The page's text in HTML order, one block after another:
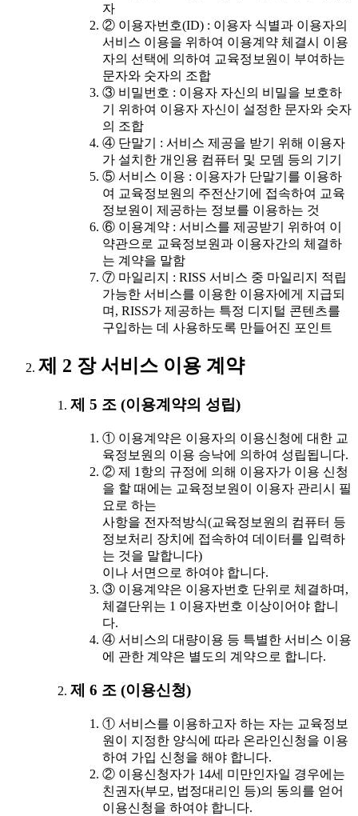
자
② 이용자번호(ID) : 이용자 식별과 이용자의
서비스 이용을 위하여 이용계약 체결시 이용
자의 선택에 의하여 교육정보원이 부여하는
문자와 숫자의 조합
③ 비밀번호 : 이용자 자신의 비밀을 보호하
기 위하여 이용자 자신이 설정한 문자와 숫자
의 조합
④ 단말기 : 서비스 제공을 받기 위해 이용자
가 설치한 개인용 컴퓨터 및 모뎀 등의 기기
⑤ 서비스 이용 : 이용자가 단말기를 이용하
여 교육정보원의 주전산기에 접속하여 교육
정보원이 제공하는 정보를 이용하는 것
⑥ 이용계약 : 서비스를 제공받기 위하여 이
약관으로 교육정보원과 이용자간의 체결하
는 계약을 말함
⑦ 마일리지 : RISS 서비스 중 마일리지 적립
가능한 서비스를 이용한 이용자에게 지급되
며, RISS가 제공하는 특정 디지털 콘텐츠를
구입하는 데 사용하도록 만들어진 포인트
제 2 장 서비스 이용 계약
제 5 조 (이용계약의 성립)
① 이용계약은 이용자의 이용신청에 대한 교
육정보원의 이용 승낙에 의하여 성립됩니다.
② 제 1항의 규정에 의해 이용자가 이용 신청
을 할 때에는 교육정보원이 이용자 관리시 필
요로 하는
사항을 전자적방식(교육정보원의 컴퓨터 등
정보처리 장치에 접속하여 데이터를 입력하
는 것을 말합니다)
이나 서면으로 하여야 합니다.
③ 이용계약은 이용자번호 단위로 체결하며,
체결단위는 1 이용자번호 이상이어야 합니
다.
④ 서비스의 대량이용 등 특별한 서비스 이용
에 관한 계약은 별도의 계약으로 합니다.
제 6 조 (이용신청)
① 서비스를 이용하고자 하는 자는 교육정보
원이 지정한 양식에 따라 온라인신청을 이용
하여 가입 신청을 해야 합니다.
② 이용신청자가 14세 미만인자일 경우에는
친권자(부모, 법정대리인 등)의 동의를 얻어
이용신청을 하여야 합니다.